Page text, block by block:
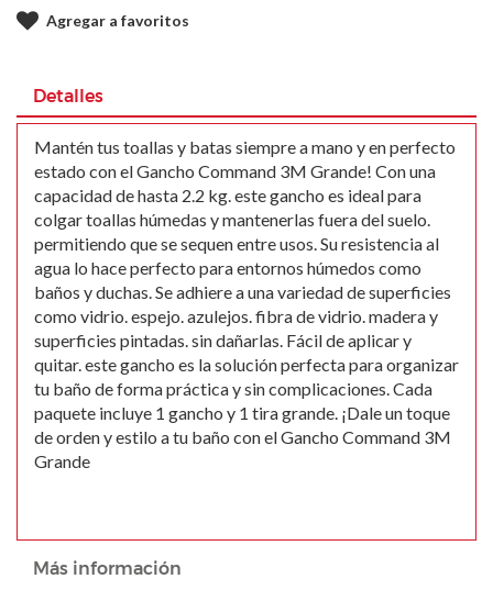
Agregar a favoritos
Detalles
Mantén tus toallas y batas siempre a mano y en perfecto
estado con el Gancho Command 3M Grande! Con una
capacidad de hasta 2.2 kg. este gancho es ideal para
colgar toallas húmedas y mantenerlas fuera del suelo.
permitiendo que se sequen entre usos. Su resistencia al
agua lo hace perfecto para entornos húmedos como
baños y duchas. Se adhiere a una variedad de superficies
como vidrio. espejo. azulejos. fibra de vidrio. madera y
superficies pintadas. sin dañarlas. Fácil de aplicar y
quitar. este gancho es la solución perfecta para organizar
tu baño de forma práctica y sin complicaciones. Cada
paquete incluye 1 gancho y 1 tira grande. ¡Dale un toque
de orden y estilo a tu baño con el Gancho Command 3M
Grande
Más información